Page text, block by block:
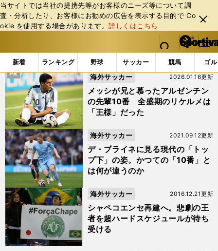
当サイトでは当社の提携先等がお客様のニーズ等について調
査・分析したり、お客様にお勧めの広告を表⽰する⽬的で Co
okie を使⽤する場合があります。詳しくはこちら
閉じ
る
web Sportiva (webスポルティーバ)
検索
マイペ
ー
ジ
メニュ
新着 ランキング 野球 サッカー 競馬 ゴ
b
ス
ポ
ル
テ
ィ
ー
バ
「#リケルメ」の最新ニュース・ 情報
メッシが兄と慕ったアルゼンチン
の先輩10番 全盛期のリケルメは
「王様」だった
2026.01.16更新
海外サッカー
PR
デ・ブライネに見る現代の「トッ
プ下」の姿。かつての「10番」と
は何が違うのか
2021.09.12更新
海外サッカー
シャペコエンセ再建へ。悲劇の王
者を超ハードスケジュールが待ち
受ける
2016.12.21更新
海外サッカー